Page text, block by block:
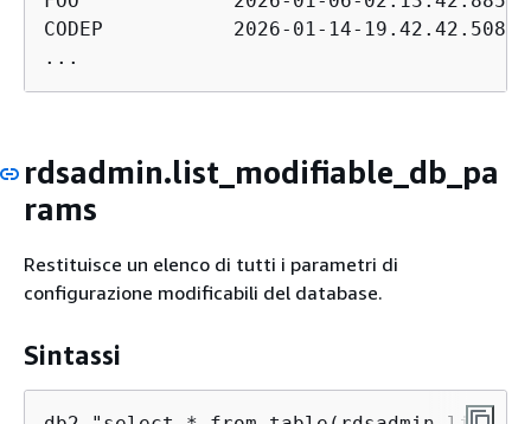
CODEP           2026-01-14-
...
rdsadmin.list_modifiable_db_pa
rams
Restituisce un elenco di tutti i parametri di
configurazione modificabili del database.
Sintassi